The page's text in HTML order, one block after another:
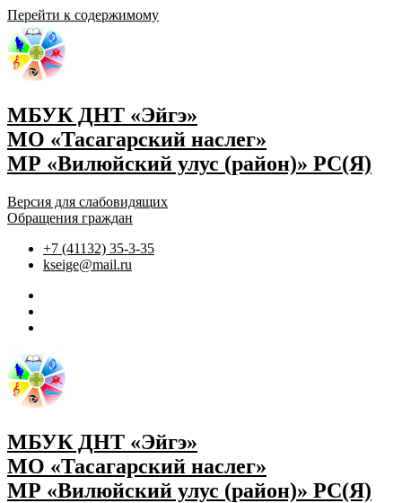
Перейти к содержимому
МБУК ДНТ «Эйгэ»
МО «Тасагарский наслег»
МР «Вилюйский улус (район)» РС(Я)
Версия для слабовидящих
Обращения граждан
+7 (41132) 35-3-35
kseige@mail.ru
МБУК ДНТ «Эйгэ»
МО «Тасагарский наслег»
МР «Вилюйский улус (район)» РС(Я)